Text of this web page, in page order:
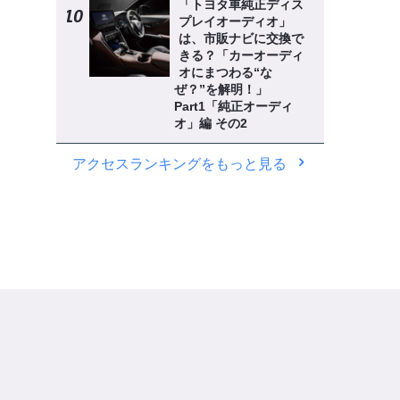
「トヨタ車純正ディス
プレイオーディオ」
は、市販ナビに交換で
きる？「カーオーディ
オにまつわる“な
ぜ？”を解明！」
Part1「純正オーディ
オ」編 その2
アクセスランキングをもっと見る